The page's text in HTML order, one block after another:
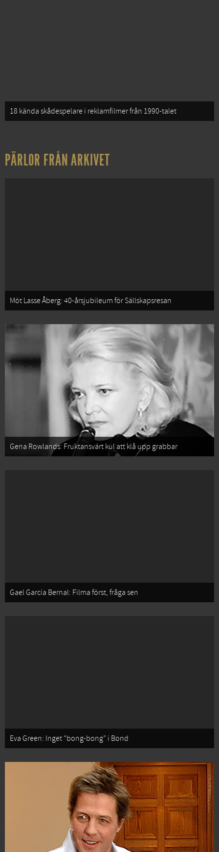
18 kända skådespelare i reklamfilmer från 1990-talet
PÄRLOR FRÅN ARKIVET
Möt Lasse Åberg: 40-årsjubileum för Sällskapsresan
Gena Rowlands: Fruktansvärt kul att klå upp grabbar
Gael García Bernal: Filma först, fråga sen
Eva Green: Inget “bong-bong” i Bond